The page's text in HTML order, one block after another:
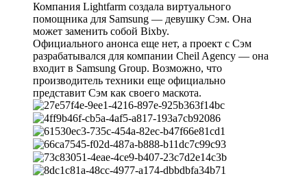
Компания Lightfarm создала виртуального
помощника для Samsung — девушку Сэм. Она
может заменить собой Bixby.
Официального анонса еще нет, а проект с Сэм
разрабатывался для компании Cheil Agency — она
входит в Samsung Group. Возможно, что
производитель техники еще официально
представит Сэм как своего маскота.